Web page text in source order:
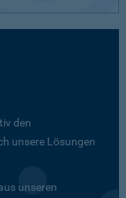
den
unsere Lösungen
unseren